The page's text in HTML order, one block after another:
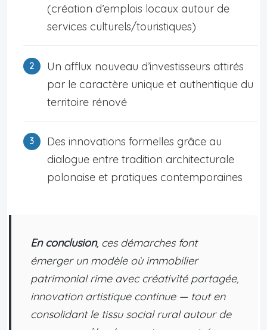
(création d’emplois locaux autour de
services culturels/touristiques)
Un afflux nouveau d’investisseurs attirés
par le caractère unique et authentique du
territoire rénové
Des innovations formelles grâce au
dialogue entre tradition architecturale
polonaise et pratiques contemporaines
En conclusion, ces démarches font
émerger un modèle où immobilier
patrimonial rime avec créativité partagée,
innovation artistique continue — tout en
consolidant le tissu social rural autour de